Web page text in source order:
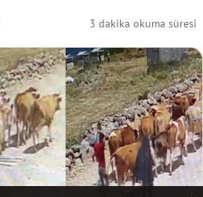
3 dakika okuma süresi